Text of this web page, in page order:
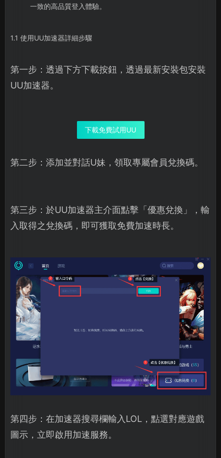
一致的高品質登入體驗。
1.1 使用UU加速器詳細步驟
第一步：透過下方下載按鈕，透過最新安裝包安裝
UU加速器。
下載免費試用UU
第二步：添加並對話U妹，領取專屬會員兌換碼。
第三步：於UU加速器主介面點擊「優惠兌換」，輸
入取得之兌換碼，即可獲取免費加速時長。
第四步：在加速器搜尋欄輸入LOL，點選對應遊戲
圖示，立即啟用加速服務。